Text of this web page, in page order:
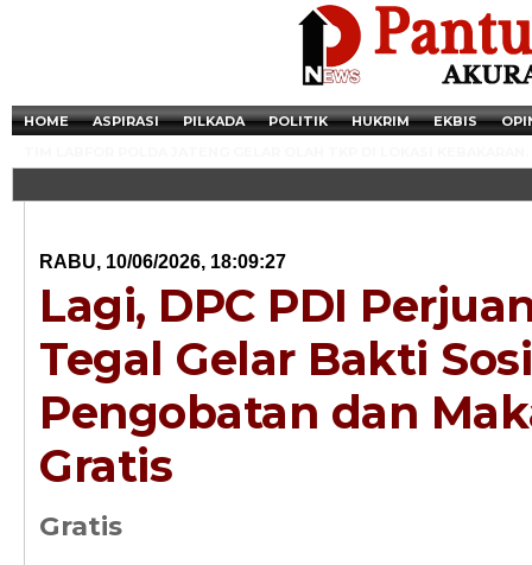
HOME ASPIRASI PILKADA POLITIK HUKRIM EKBIS
RABU, 10/06/2026, 18:09:27
Lagi, DPC PDI
Tegal Gelar Bakti
Pengobatan dan
Gratis
Gratis